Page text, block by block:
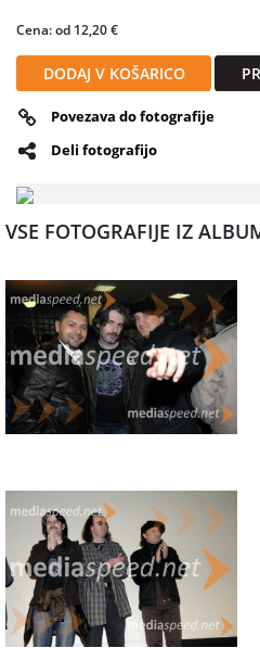
Cena: od 12,20 €
DODAJ V KOŠARICO
Povezava do fotografije
Deli fotografijo
VSE FOTOGRAFIJE IZ